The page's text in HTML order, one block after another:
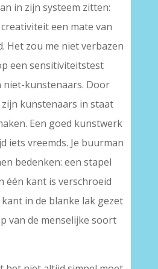
in zijn systeem zitten:
een mate van
Het zou me niet verbazen
een sensitiviteitstest
niet-kunstenaars. Door
kunstenaars in staat
Een goed kunstwerk
iets vreemds. Je buurman
bedenken: een stapel
één kant is verschroeid
in de blanke lak gezet
van de menselijke soort